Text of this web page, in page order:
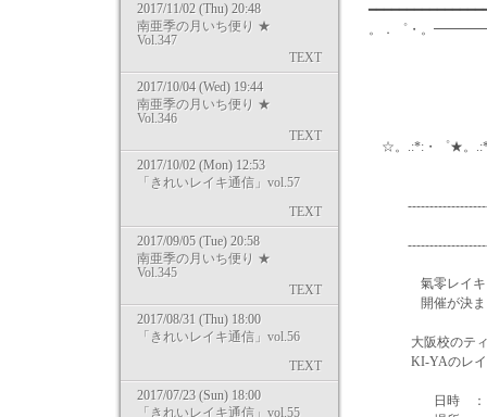
2017/11/02 (Thu) 20:48
南亜季の月いち便り ★
Vol.347
TEXT
2017/10/04 (Wed) 19:44
南亜季の月いち便り ★
Vol.346
TEXT
2017/10/02 (Mon) 12:53
「きれいレイキ通信」vol.57
TEXT
2017/09/05 (Tue) 20:58
南亜季の月いち便り ★
Vol.345
TEXT
2017/08/31 (Thu) 18:00
「きれいレイキ通信」vol.56
TEXT
2017/07/23 (Sun) 18:00
「きれいレイキ通信」vol.55
。．゜・。
☆。.:*:・゜★。
氣零レイキヒー
開催が決まり
大阪校のティー
KI-YAのレイキ
日時 ：１月２